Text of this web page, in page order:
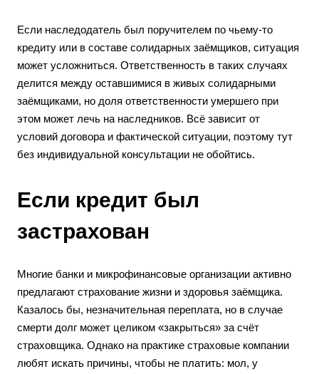
Если наследодатель был поручителем по чьему-то
кредиту или в составе солидарных заёмщиков, ситуация
может усложниться. Ответственность в таких случаях
делится между оставшимися в живых солидарными
заёмщиками, но доля ответственности умершего при
этом может лечь на наследников. Всё зависит от
условий договора и фактической ситуации, поэтому тут
без индивидуальной консультации не обойтись.
Если кредит был
застрахован
Многие банки и микрофинансовые организации активно
предлагают страхование жизни и здоровья заёмщика.
Казалось бы, незначительная переплата, но в случае
смерти долг может целиком «закрыться» за счёт
страховщика. Однако на практике страховые компании
любят искать причины, чтобы не платить: мол, у